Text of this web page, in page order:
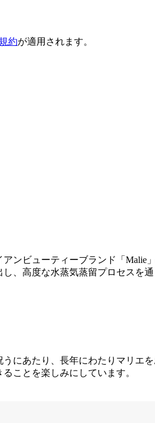
約が適用されます。
ンビューティーブランド「Malie
、高度な水蒸気蒸留プロセスを
にあたり、長年にわたりマリエ
ことを楽しみにしています。